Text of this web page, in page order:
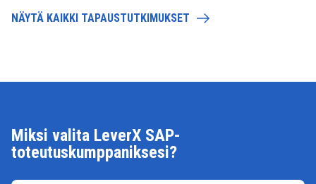
NÄYTÄ KAIKKI TAPAUSTUTKIMUKSET
Miksi valita LeverX SAP-
toteutuskumppaniksesi?